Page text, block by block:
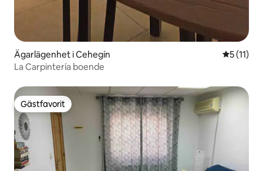
Ägarlägenhet i Cehegín 5 av 5 i
5 (11)
La Carpintería boende
Gästfavorit
Gästfavorit